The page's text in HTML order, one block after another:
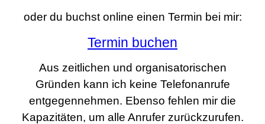
oder du buchst online einen Termin bei mir:
Termin buchen
Aus zeitlichen und organisatorischen
Gründen kann ich keine Telefonanrufe
entgegennehmen. Ebenso fehlen mir die
Kapazitäten, um alle Anrufer zurückzurufen.